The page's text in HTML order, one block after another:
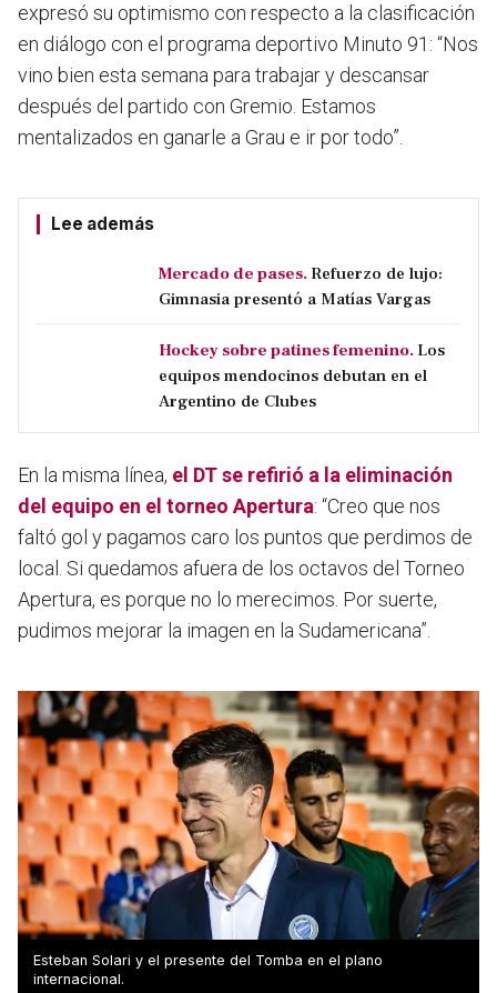
expresó su optimismo con respecto a la clasificación
en diálogo con el programa deportivo Minuto 91: “Nos
vino bien esta semana para trabajar y descansar
después del partido con Gremio. Estamos
mentalizados en ganarle a Grau e ir por todo”.
Lee además
Mercado de pases. Refuerzo de lujo:
Gimnasia presentó a Matías Vargas
Hockey sobre patines femenino. Los
equipos mendocinos debutan en el
Argentino de Clubes
En la misma línea, el DT se refirió a la eliminación
del equipo en el torneo Apertura: “Creo que nos
faltó gol y pagamos caro los puntos que perdimos de
local. Si quedamos afuera de los octavos del Torneo
Apertura, es porque no lo merecimos. Por suerte,
pudimos mejorar la imagen en la Sudamericana”.
Esteban Solari y el presente del Tomba en el plano
internacional.